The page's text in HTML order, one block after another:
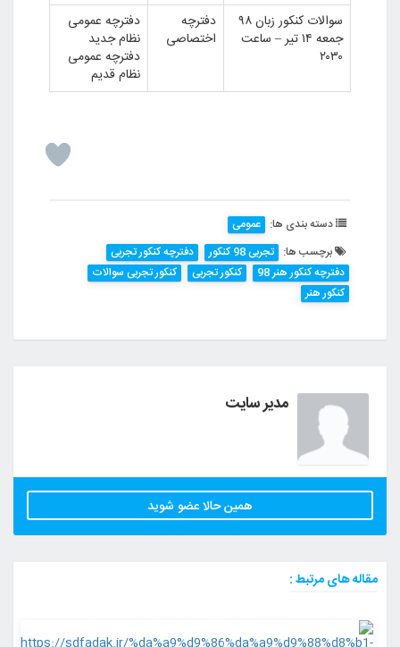
سوالات کنکور زبان ۹۸
جمعه ۱۴ تیر – ساعت
۲۰۳۰
دفترچه
اختصاصی
دفترچه عمومی
نظام جدید
دفترچه عمومی
نظام قدیم
دسته بندی ها: عمومی
برچسب ها: تجربی 98 کنکور
دفترچه کنکور تجربی
دفترچه کنکور هنر 98
کنکور تجربی
کنکور تجربی سوالات
کنکور هنر
مدیر سایت
همین حالا عضو شوید
مقاله های مرتبط :